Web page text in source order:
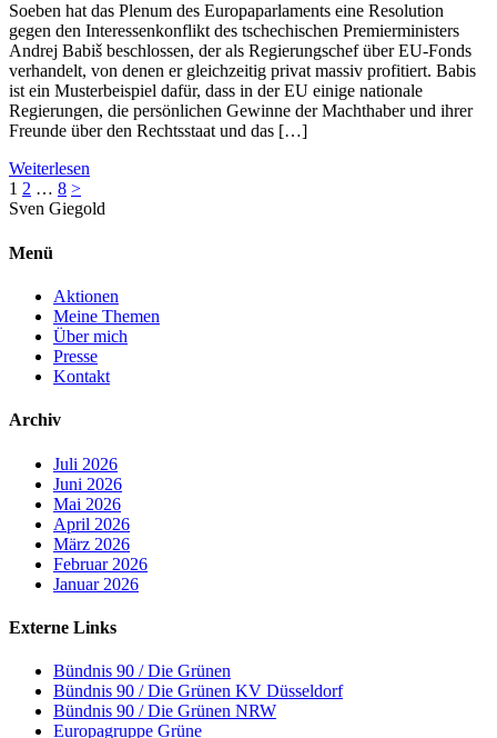
Soeben hat das Plenum des Europaparlaments eine Resolution
gegen den Interessenkonflikt des tschechischen Premierministers
Andrej Babiš beschlossen, der als Regierungschef über EU-Fonds
verhandelt, von denen er gleichzeitig privat massiv profitiert. Babis
ist ein Musterbeispiel dafür, dass in der EU einige nationale
Regierungen, die persönlichen Gewinne der Machthaber und ihrer
Freunde über den Rechtsstaat und das […]
Weiterlesen
1 2 … 8 >
Sven Giegold
Menü
Aktionen
Meine Themen
Über mich
Presse
Kontakt
Archiv
Juli 2026
Juni 2026
Mai 2026
April 2026
März 2026
Februar 2026
Januar 2026
Externe Links
Bündnis 90 / Die Grünen
Bündnis 90 / Die Grünen KV Düsseldorf
Bündnis 90 / Die Grünen NRW
Europagruppe Grüne